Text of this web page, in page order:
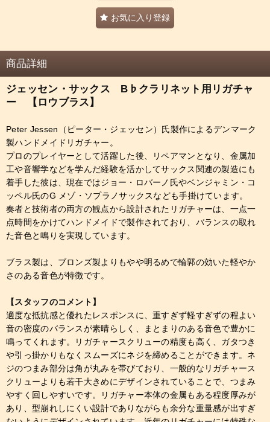
お気に入り登録
商品詳細
ジェッセン・サックス B♭クラリネット用リガチャ
ー 【ロウブラス】
Peter Jessen（ピーター・ジェッセン）氏製作によるデンマーク
製ハンドメイドリガチャー。
プロのプレイヤーとして活躍した後、リペアマンとなり、金属加
工や音響学などを学んだ経験を活かしてサックス関連の製造にも
着手した彼は、現在ではジョー・ロバーノ氏やベンジャミン・コ
ッペル氏のG メゾ・ソプラノサックスなども手掛けています。
奏者と技術者の両方の観点から設計されたリガチャーは、一点一
点時間をかけてハンドメイドで製作されており、バランスの取れ
た音色と鳴りを実現しています。
ブラス製は、ブロンズ製よりもやや明るめで輪郭の効いた軽やか
さのある音色が特徴です。
【スタッフのコメント】
適度な抵抗感と優れたレスポンスに、重すぎず軽すぎずの程よい
音の密度のバランスが素晴らしく、まとまりのある音色で豊かに
鳴ってくれます。リガチャースクリューの精度も高く、ガタつき
や引っ掛かりもなくスムーズにネジを締めることができます。ネ
ジのつまみ部分は角が丸みを帯びており、一般的なリガチャース
クリューよりも若干大きめにデザインされていることで、つまみ
やすく回しやすいです。リガチャー本体の金属もある程度厚みが
あり、型崩れしにくい設計でありながらも余分な重量感が出すぎ